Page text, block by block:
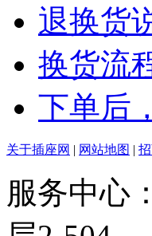
退换货
换货流
下单后
关于插座网 | 网站地图 |
服务中心